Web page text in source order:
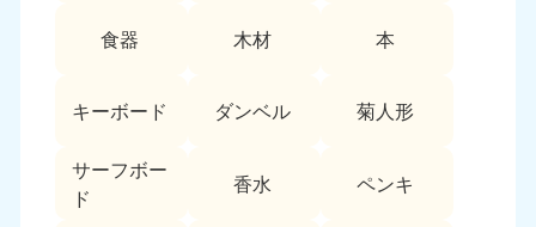
食器 木材 本
キーボード ダンベル 菊人形
サーフボー
ド
香水 ペンキ
050-1881-5262
9:00〜19:00 年中無休
050-1881-5257
9:00〜19:00 年中無休
新潟県
050-1881-5263
近畿